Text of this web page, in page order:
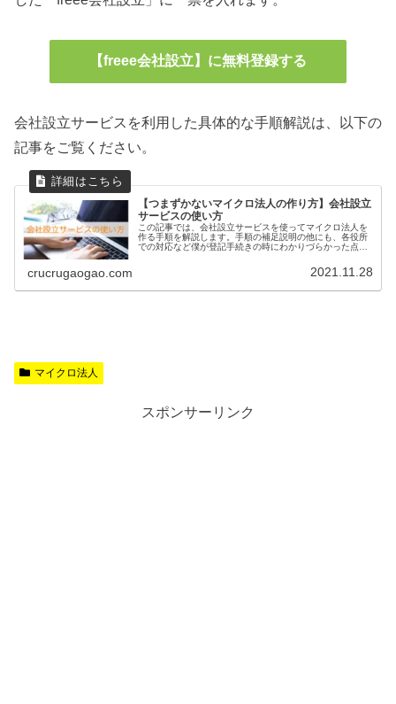
【freee会社設立】に無料登録する
会社設立サービスを利用した具体的な手順解説は、以下の
記事をご覧ください。
【つまずかないマイクロ法人の作り方】会社設立
サービスの使い方
この記事では、会社設立サービスを使ってマイクロ法人を
作る手順を解説します。手順の補足説明の他にも、各役所
での対応など僕が登記手続きの時にわかりづらかった点な
crucrugaogao.com 2021.11.28
マイクロ法人
スポンサーリンク